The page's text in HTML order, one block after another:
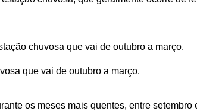
chuvosa que vai de outubro a março.
que vai de outubro a março.
os meses mais quentes, entre setembro